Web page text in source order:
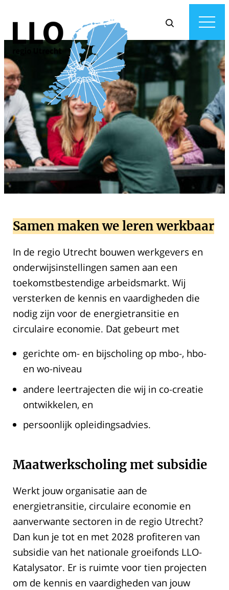
Samen maken we leren werkbaar
In de regio Utrecht bouwen werkgevers en
onderwijsinstellingen samen aan een
toekomstbestendige arbeidsmarkt. Wij
versterken de kennis en vaardigheden die
nodig zijn voor de energietransitie en
circulaire economie. Dat gebeurt met
gerichte om- en bijscholing op mbo-, hbo-
en wo-niveau
andere leertrajecten die wij in co-creatie
ontwikkelen, en
persoonlijk opleidingsadvies.
Maatwerkscholing met subsidie
Werkt jouw organisatie aan de
energietransitie, circulaire economie en
aanverwante sectoren in de regio Utrecht?
Dan kun je tot en met 2028 profiteren van
subsidie van het nationale groeifonds LLO-
Katalysator. Er is ruimte voor tien projecten
om de kennis en vaardigheden van jouw